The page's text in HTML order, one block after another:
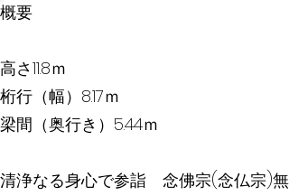
概要
高さ11.8ｍ
桁行（幅）8.17ｍ
梁間（奥行き）5.44ｍ
清浄なる身心で参詣 念佛宗(念仏宗)無